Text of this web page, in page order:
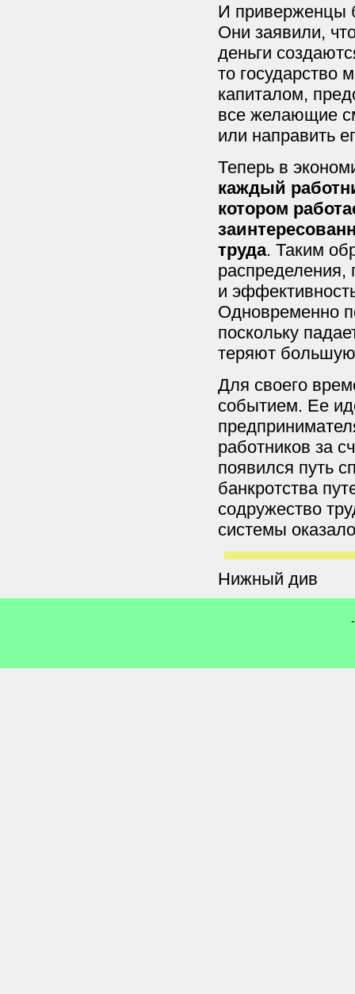
И приверженцы
Они заявили,
деньги
то государство
капиталом,
все желающие
или направить
Теперь в
каждый
котором
труда. Таким
распределения,
и
Одновременно
поскольку
теряют
Для своего
событием. Ее
работников за
появился путь
банкротства
содружество
системы
Нижный див